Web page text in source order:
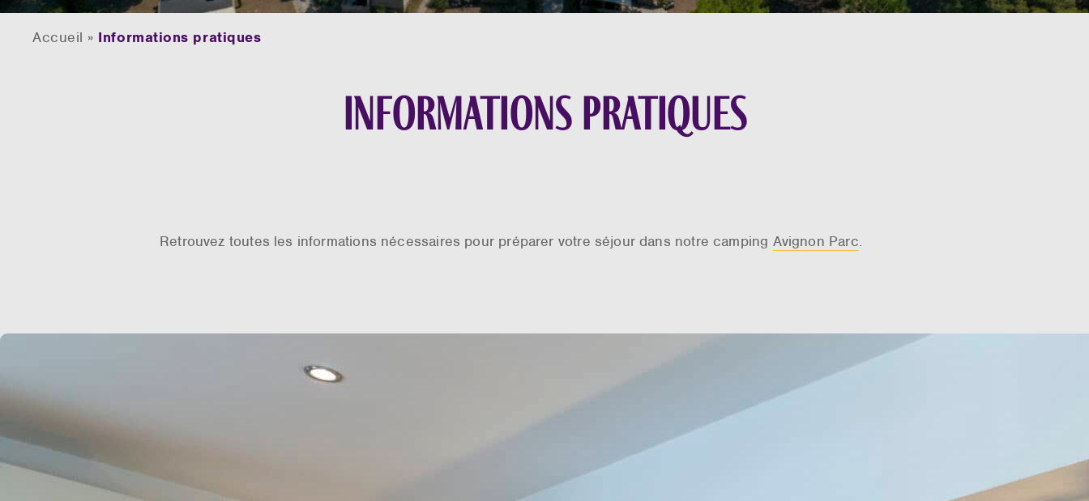
Accueil » Informations pratiques
Informations pratiques
Retrouvez toutes les informations nécessaires pour préparer votre séjour dans notre camping Avignon Parc.